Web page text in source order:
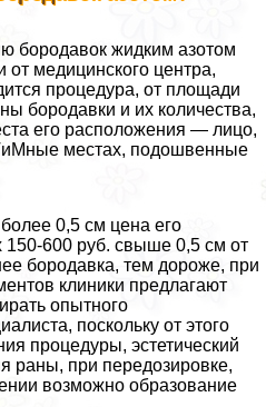
бородавок жидким азотом
от медицинского центра,
процедypa, от площади
бородавки и их количества,
его расположения — лицо,
местах, подошвенные
0,5 см цена его
150-600 руб. свыше 0,5 см от
бородавка, тем дороже, при
клиники предлагают
опытного
поскольку от этого
процедуры, эстетический
раны, при передозировке,
возможно образование